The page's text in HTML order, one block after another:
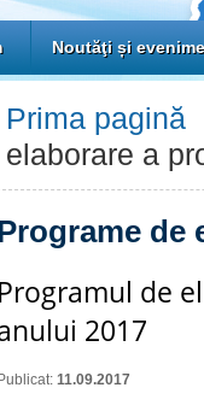
Noutăţi și
Prima pagină
elaborare a
de
Programul de
2017
Publicat: 11.09.2017